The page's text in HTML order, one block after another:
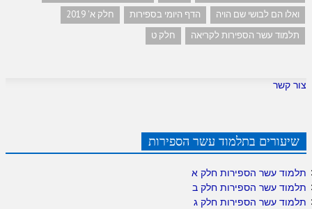
ואלו הם לבושי שם הויה
הדף היומי בספירות
חלק א' 2019
תלמוד עשר הספירות לקריאה
חלק ט
צור קשר
שיעורים בתלמוד עשר הספירות
תלמוד עשר הספירות חלק א
תלמוד עשר הספירות חלק ב
תלמוד עשר הספירות חלק ג